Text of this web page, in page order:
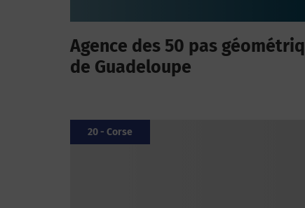
Agence des 50 pas
de Guadeloupe
20 - Corse